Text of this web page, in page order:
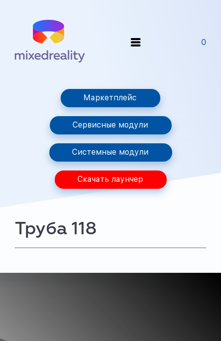
0
Маркетплейс
Сервисные модули
Системные модули
Скачать лаунчер
Труба 118